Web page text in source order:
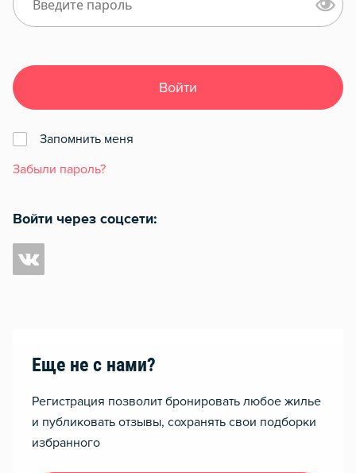
Войти
Запомнить меня
Забыли пароль?
Войти через соцсети:
Еще не с нами?
Регистрация позволит бронировать любое жилье
и публиковать отзывы, сохранять свои подборки
избранного